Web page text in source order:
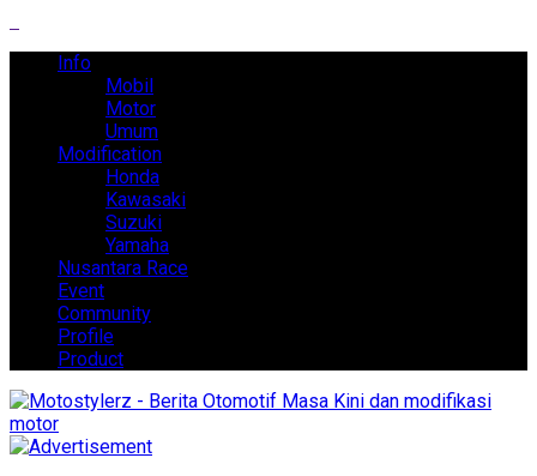
Info
Mobil
Motor
Umum
Modification
Honda
Kawasaki
Suzuki
Yamaha
Nusantara Race
Event
Community
Profile
Product